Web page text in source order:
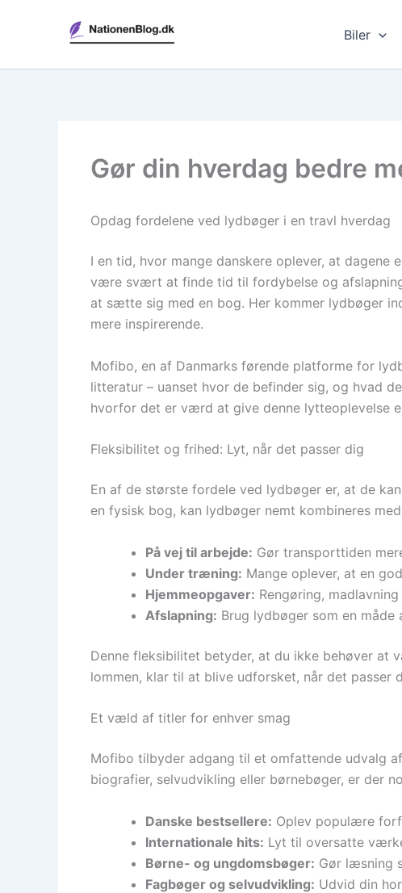
Biler
Gør din hverdag bedre
Opdag fordelene ved lydbøger i en travl hverdag
I en tid, hvor mange danskere oplever, at
være svært at finde tid til fordybelse og
at sætte sig med en bog. Her kommer lydbøger
mere inspirerende.
Mofibo, en af Danmarks førende platforme for
litteratur – uanset hvor de befinder sig, og hvad
hvorfor det er værd at give denne lytteoplevelse
Fleksibilitet og frihed: Lyt, når det passer dig
En af de største fordele ved lydbøger er, at de
en fysisk bog, kan lydbøger nemt kombineres
På vej til arbejde: Gør transporttiden
Under træning: Mange oplever, at en
Hjemmeopgaver: Rengøring,
Afslapning: Brug lydbøger som en
Denne fleksibilitet betyder, at du ikke behøver
lommen, klar til at blive udforsket, når det passer
Et væld af titler for enhver smag
Mofibo tilbyder adgang til et omfattende udvalg
biografier, selvudvikling eller børnebøger, er der
Danske bestsellere: Oplev populære
Internationale hits: Lyt til oversatte
Børne- og ungdomsbøger: Gør læsning
Fagbøger og selvudvikling: Udvid din